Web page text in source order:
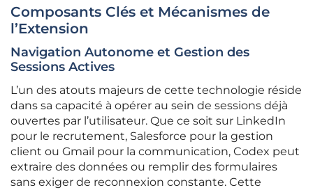
Composants Clés et Mécanismes de
l’Extension
Navigation Autonome et Gestion des
Sessions Actives
L’un des atouts majeurs de cette technologie réside
dans sa capacité à opérer au sein de sessions déjà
ouvertes par l’utilisateur. Que ce soit sur LinkedIn
pour le recrutement, Salesforce pour la gestion
client ou Gmail pour la communication, Codex peut
extraire des données ou remplir des formulaires
sans exiger de reconnexion constante. Cette